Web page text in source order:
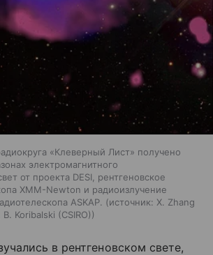
«Клеверный Лист» получено
электромагнитного
от проекта DESI, рентгеновское
XMM-Newton и радиоизлучение
ASKAP.
источник: X. Zhang
Koribalski (CSIRO)
в рентгеновском свете,